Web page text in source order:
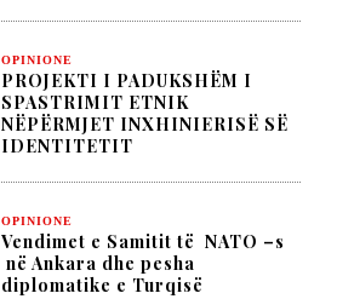
OPINIONE
PROJEKTI I PADUKSHËM I
SPASTRIMIT ETNIK
NËPËRMJET INXHINIERISË SË
IDENTITETIT
OPINIONE
Vendimet e Samitit të NATO –s
në Ankara dhe pesha
diplomatike e Turqisë